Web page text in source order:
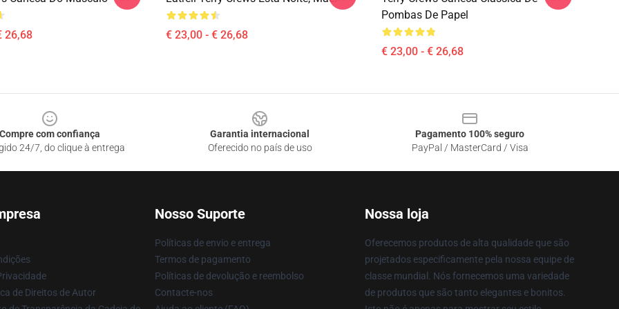
26,68 € 23,00 - € 26,68
Pombas De Papel
€ 23,00 - € 26,68
Compre com confiança
24/7, do clique à entrega
Garantia internacional
Oferecido no país de uso
Pagamento 100% seguro
PayPal / MasterCard / Visa
de Direitos de Autor
Nosso Suporte
Políticas de envio e entrega
Termos de pagamento
Políticas de devolução e reembolso
Contacte-nos
Nossa loja
Oferecemos produtos de alta qualidade que são
projetados especificamente pela nossa equipe de
classe mundial. Nós fornecemos uma variedade
de produtos que são tanto elegantes e bonitos.